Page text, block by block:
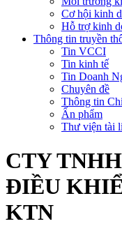
Cơ hội kinh
Hỗ trợ kinh
Thông tin truyền
Tin VCCI
Tin kinh tế
Tin Doanh
Chuyên đề
Thông tin
Ấn phẩm
Thư viện tài
CTY
ĐIỀU
KTN